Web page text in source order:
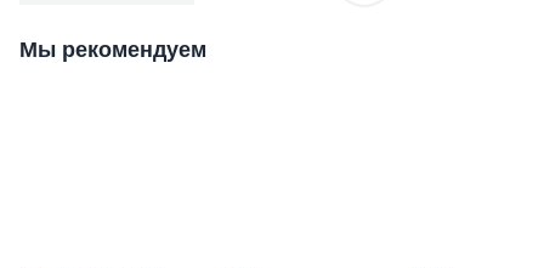
Мы рекомендуем